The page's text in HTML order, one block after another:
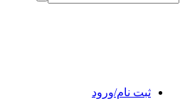
ثبت نام/ورود